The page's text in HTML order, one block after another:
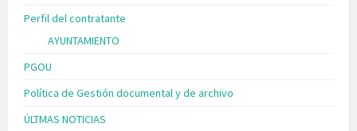
Perfil del contratante
AYUNTAMIENTO
PGOU
Política de Gestión documental y de archivo
ÚLTMAS NOTICIAS